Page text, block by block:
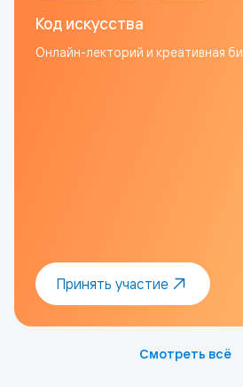
Код искусства
Онлайн-лекторий и креативная
Принять участие
Смотреть всё